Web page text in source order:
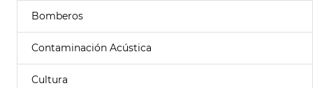
Bomberos
Contaminación Acústica
Cultura